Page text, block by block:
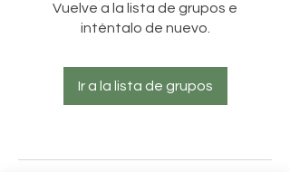
Vuelve a la lista de grupos e
inténtalo de nuevo.
Ir a la lista de grupos